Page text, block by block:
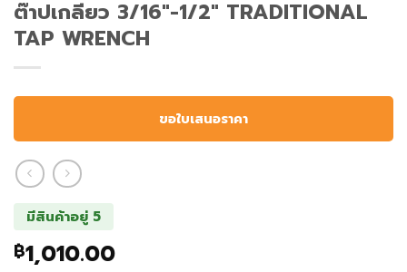
ต๊าปเกลียว 3/16″-1/2″ TRADITIONAL
TAP WRENCH
ขอใบเสนอราคา
มีสินค้าอยู่ 5
฿1,010.00